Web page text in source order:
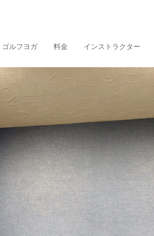
ゴルフヨガ 料金 インストラクター